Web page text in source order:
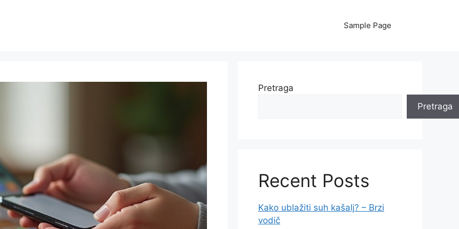
Sample Page
Pretraga
Pretraga
Recent Posts
Kako ublažiti suh kašalj? – Brzi
vodič